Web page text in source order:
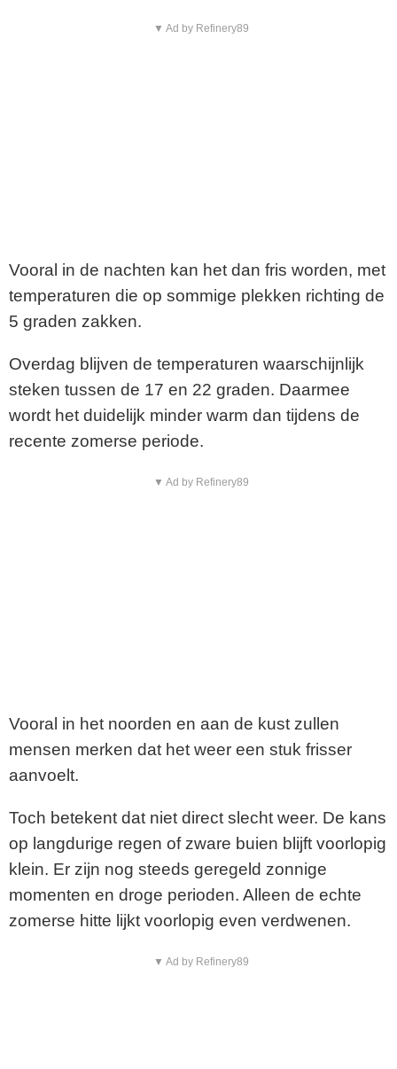
▼ Ad by Refinery89
Vooral in de nachten kan het dan fris worden, met
temperaturen die op sommige plekken richting de
5 graden zakken.
Overdag blijven de temperaturen waarschijnlijk
steken tussen de 17 en 22 graden. Daarmee
wordt het duidelijk minder warm dan tijdens de
recente zomerse periode.
▼ Ad by Refinery89
Vooral in het noorden en aan de kust zullen
mensen merken dat het weer een stuk frisser
aanvoelt.
Toch betekent dat niet direct slecht weer. De kans
op langdurige regen of zware buien blijft voorlopig
klein. Er zijn nog steeds geregeld zonnige
momenten en droge perioden. Alleen de echte
zomerse hitte lijkt voorlopig even verdwenen.
▼ Ad by Refinery89